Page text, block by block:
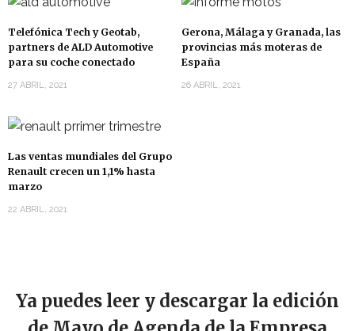
Telefónica Tech y Geotab,
partners de ALD Automotive
para su coche conectado
27 ABRIL, 2021
Gerona, Málaga y Granada, las
provincias más moteras de
España
26 ABRIL, 2021
Las ventas mundiales del Grupo
Renault crecen un 1,1% hasta
marzo
22 ABRIL, 2021
Ya puedes leer y descargar la edición